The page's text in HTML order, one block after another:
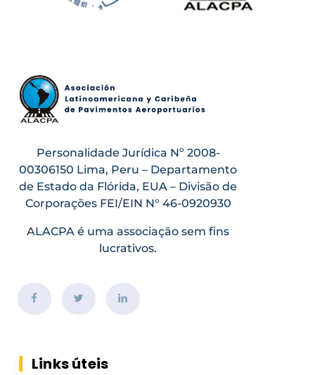
Personalidade Jurídica Nº 2008-
00306150 Lima, Peru – Departamento
de Estado da Flórida, EUA – Divisão de
Corporações FEI/EIN N° 46-0920930
ALACPA é uma associação sem fins
lucrativos.
Links úteis